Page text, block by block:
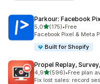
Parkour: Facebook
5,05 yıldız üzerinden
(175)
toplam 175 değerlendirme
•Free
Facebook Pixel & Meta
Built for Shopify
Propel Replay,
4,95 yıldız üzerinden
(596)
toplam 596•Free plan
Fix lost sales: record